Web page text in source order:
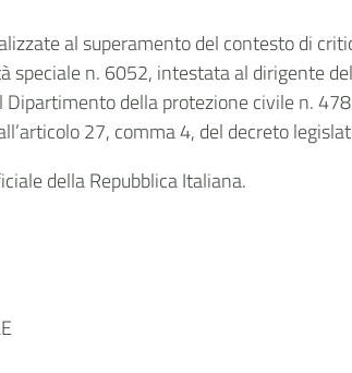
al superamento del contesto di
n. 6052, intestata al dirigente
Dipartimento della protezione civile n.
27, comma 4, del decreto
della Repubblica Italiana.